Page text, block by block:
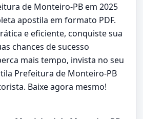
de Monteiro-PB em 2025
apostila em formato PDF.
e eficiente, conquiste sua
chances de sucesso
mais tempo, invista no seu
Prefeitura de Monteiro-PB
Baixe agora mesmo!